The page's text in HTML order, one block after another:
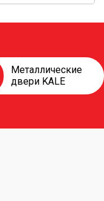
Металлические
двери KALE